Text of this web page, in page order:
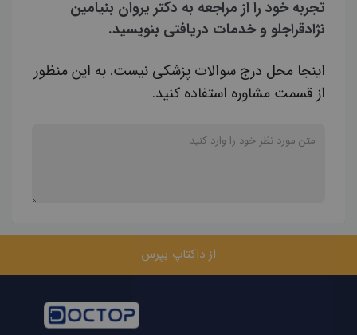
تجربه خود را از مراجعه به دکتر یروان بنیامین
نژادقراجلو و خدمات دریافتی بنویسید.
اینجا محل درج سوالات پزشکی نیست. به این منظور
از قسمت مشاوره استفاده کنید.
از داکتاپ بپرس